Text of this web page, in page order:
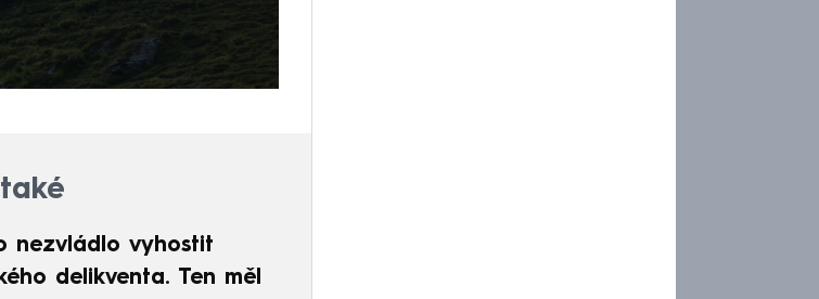
nezvládlo vyhostit
delikventa. Ten měl